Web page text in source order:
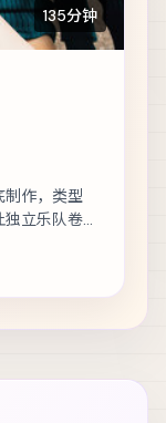
135分钟
制作，类型
独立乐队卷
营造沉浸...